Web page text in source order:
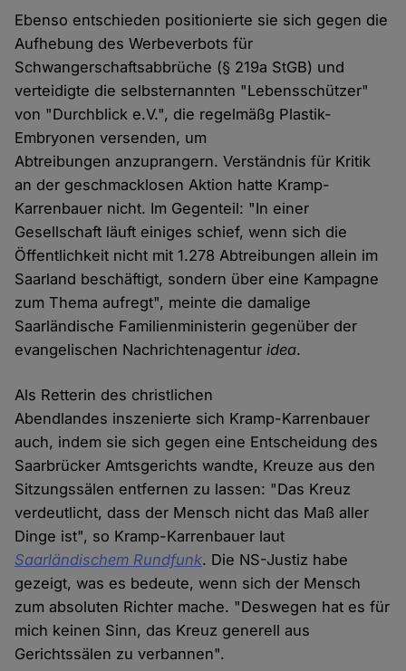
Ebenso entschieden positionierte sie sich gegen die
Aufhebung des Werbeverbots für
Schwangerschaftsabbrüche (§ 219a StGB) und
verteidigte die selbsternannten "Lebensschützer"
von "Durchblick e.V.", die regelmäßg Plastik-
Embryonen versenden, um
Abtreibungen anzuprangern. Verständnis für Kritik
an der geschmacklosen Aktion hatte Kramp-
Karrenbauer nicht. Im Gegenteil: "In einer
Gesellschaft läuft einiges schief, wenn sich die
Öffentlichkeit nicht mit 1.278 Abtreibungen allein im
Saarland beschäftigt, sondern über eine Kampagne
zum Thema aufregt", meinte die damalige
Saarländische Familienministerin gegenüber der
evangelischen Nachrichtenagenturidea.
Als Retterin des christlichen
Abendlandes inszenierte sich Kramp-Karrenbauer
auch, indem sie sich gegen eine Entscheidung des
Saarbrücker Amtsgerichts wandte, Kreuze aus den
Sitzungssälen entfernen zu lassen: "Das Kreuz
verdeutlicht, dass der Mensch nicht das Maß aller
Dinge ist", so Kramp-Karrenbauer laut
Saarländischem Rundfunk. Die NS-Justiz habe
gezeigt, was es bedeute, wenn sich der Mensch
zum absoluten Richter mache. "Deswegen hat es für
mich keinen Sinn, das Kreuz generell aus
Gerichtssälen zu verbannen".